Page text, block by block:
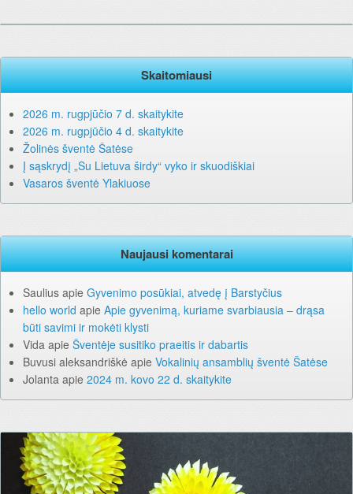
Skaitomiausi
2026 m. rugpjūčio 7 d. skaitykite
2026 m. rugpjūčio 4 d. skaitykite
Žolinės šventė Šatėse
Į sąskrydį „Su Lietuva širdy“ vyko ir skuodiškiai
Vasaros šventė Ylakiuose
Naujausi komentarai
Saulius apie Gyvenimo posūkiai, atvedę į Barstyčius
hello world apie Apie gyvenimą, kuriame svarbiausia – drąsa
būti savimi ir mokėti klysti
Vida apie Šventėje susitiko praeitis ir dabartis
Buvusi aleksandriškė apie Vokalinių ansamblių šventė Šatėse
Jolanta apie 2024 m. kovo 22 d. skaitykite